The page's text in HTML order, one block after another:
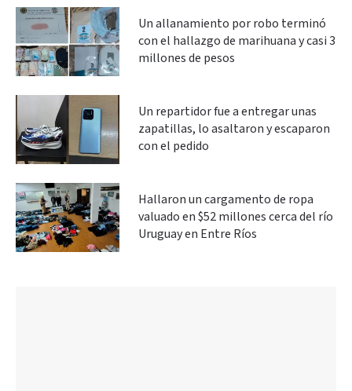
Un allanamiento por robo terminó
con el hallazgo de marihuana y casi 3
millones de pesos
Un repartidor fue a entregar unas
zapatillas, lo asaltaron y escaparon
con el pedido
Hallaron un cargamento de ropa
valuado en $52 millones cerca del río
Uruguay en Entre Ríos